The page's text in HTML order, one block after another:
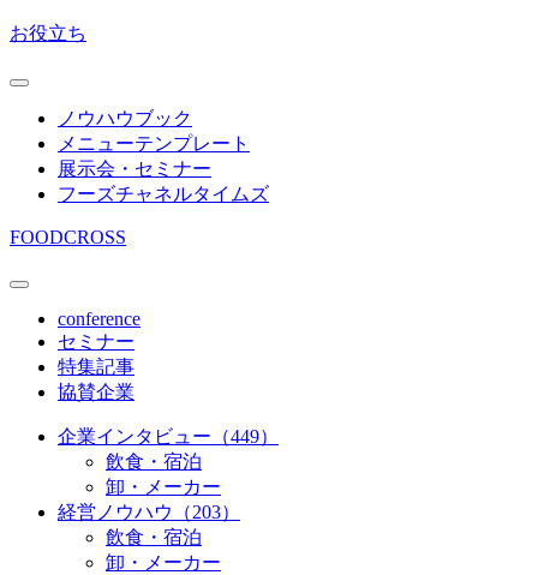
お役立ち
ノウハウブック
メニューテンプレート
展示会・セミナー
フーズチャネルタイムズ
FOODCROSS
conference
セミナー
特集記事
協賛企業
企業インタビュー（449）
飲食・宿泊
卸・メーカー
経営ノウハウ（203）
飲食・宿泊
卸・メーカー